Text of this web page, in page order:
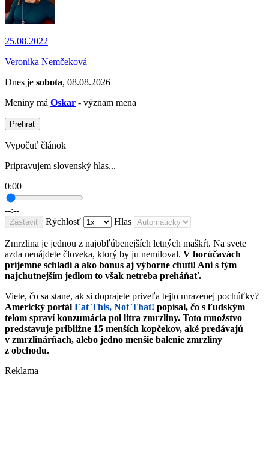
25.08.2022
Veronika Nemčeková
Dnes je sobota, 08.08.2026
Meniny má Oskar - význam mena
Prehrať
Vypočuť článok
Pripravujem slovenský hlas...
0:00
--:--
Zastaviť Rýchlosť Hlas
Zmrzlina je jednou z najobľúbenejších letných maškŕt. Na svete
azda nenájdete človeka, ktorý by ju nemiloval. V horúčavách
príjemne schladí a ako bonus aj výborne chutí! Ani s tým
najchutnejším jedlom to však netreba preháňať.
Viete, čo sa stane, ak si doprajete priveľa tejto mrazenej pochúťky?
Americký portál Eat This, Not That! popísal, čo s ľudským
telom spraví konzumácia pol litra zmrzliny. Toto množstvo
predstavuje približne 15 menších kopčekov, aké predávajú
v zmrzlinárňach, alebo jedno menšie balenie zmrzliny
z obchodu.
Reklama